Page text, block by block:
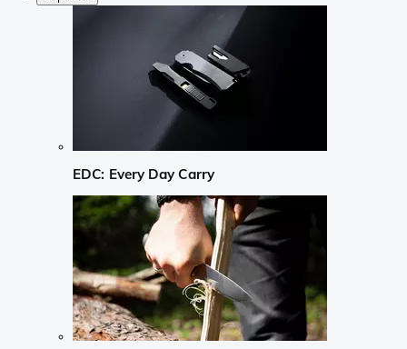
EDC: Every Day Carry